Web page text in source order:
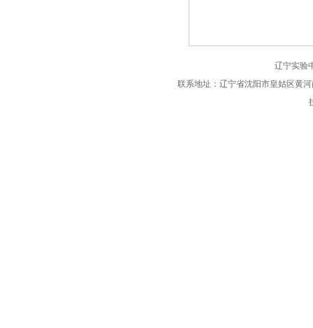
辽宁实验
联系地址：辽宁省沈阳市皇姑区黄河